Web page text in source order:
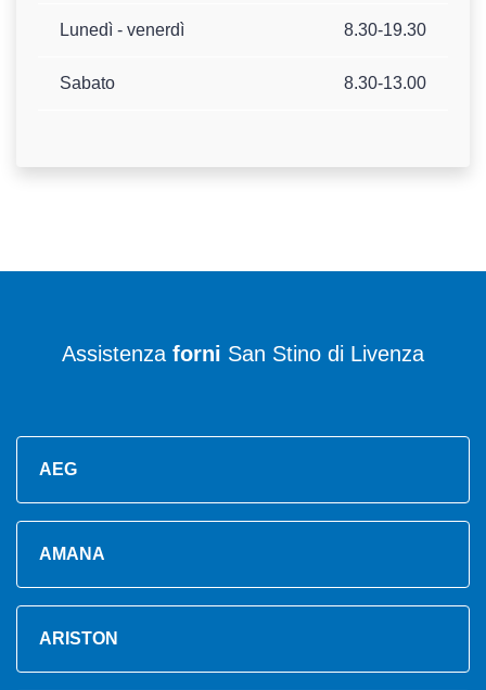
Lunedì - venerdì 8.30-19.30
Sabato 8.30-13.00
Assistenza forni San Stino di Livenza
AEG
AMANA
ARISTON